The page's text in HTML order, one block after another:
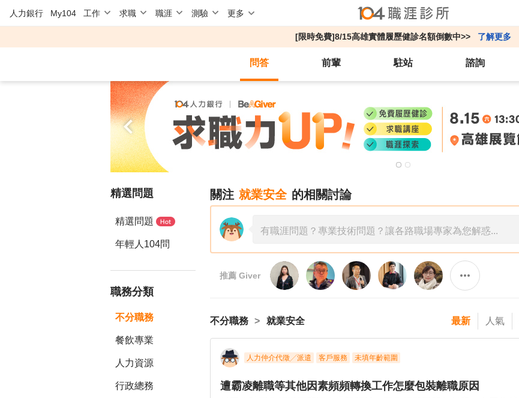
人力銀行 My104 工作 求職 職涯 測驗 更多
[限時免費]8/15高雄實體履歷健診名額倒數中>> 了解更多
問答 前輩 駐站 諮詢
精選問題
精選問題
年輕人104問
職務分類
不分職務
餐飲專業
人力資源
行政總務
關注 就業安全 的相關討論
推薦 Giver
不分職務 就業安全 最新 人氣
人力仲介代徵╱派遣 客戶服務 未填年齡範圍
遭霸凌離職等其他因素頻頻轉換工作怎麼包裝離職原因